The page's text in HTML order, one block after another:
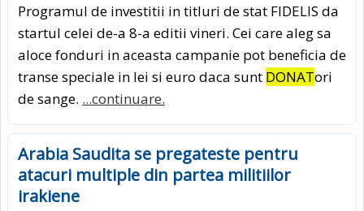
Programul de investitii in titluri de stat FIDELIS da
startul celei de-a 8-a editii vineri. Cei care aleg sa
aloce fonduri in aceasta campanie pot beneficia de
transe speciale in lei si euro daca sunt DONATori
de sange. ...continuare.
Arabia Saudita se pregateste pentru
atacuri multiple din partea militiilor
irakiene